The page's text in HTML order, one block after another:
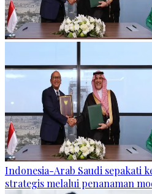
Indonesia-Arab Saudi sepakati
strategis melalui penanaman